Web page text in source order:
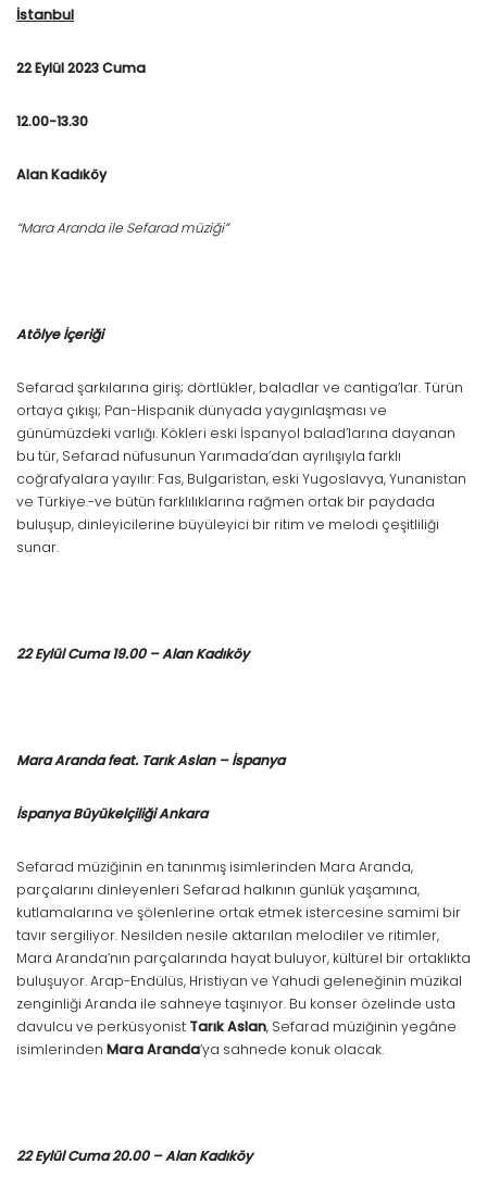
İstanbul
22 Eylül 2023 Cuma
12.00-13.30
Alan Kadıköy
“Mara Aranda ile Sefarad müziği”
Atölye İçeriği
Sefarad şarkılarına giriş; dörtlükler, baladlar ve cantiga’lar. Türün
ortaya çıkışı; Pan-Hispanik dünyada yaygınlaşması ve
günümüzdeki varlığı. Kökleri eski İspanyol balad’larına dayanan
bu tür, Sefarad nüfusunun Yarımada’dan ayrılışıyla farklı
coğrafyalara yayılır: Fas, Bulgaristan, eski Yugoslavya, Yunanistan
ve Türkiye.-ve bütün farklılıklarına rağmen ortak bir paydada
buluşup, dinleyicilerine büyüleyici bir ritim ve melodi çeşitliliği
sunar.
22 Eylül Cuma 19.00 – Alan Kadıköy
Mara Aranda feat. Tarık Aslan – İspanya
İspanya Büyükelçiliği Ankara
Sefarad müziğinin en tanınmış isimlerinden Mara Aranda,
parçalarını dinleyenleri Sefarad halkının günlük yaşamına,
kutlamalarına ve şölenlerine ortak etmek istercesine samimi bir
tavır sergiliyor. Nesilden nesile aktarılan melodiler ve ritimler,
Mara Aranda’nın parçalarında hayat buluyor, kültürel bir ortaklıkta
buluşuyor. Arap-Endülüs, Hristiyan ve Yahudi geleneğinin müzikal
zenginliği Aranda ile sahneye taşınıyor. Bu konser özelinde usta
davulcu ve perküsyonist Tarık Aslan, Sefarad müziğinin yegâne
isimlerinden Mara Aranda’ya sahnede konuk olacak.
22 Eylül Cuma 20.00 – Alan Kadıköy